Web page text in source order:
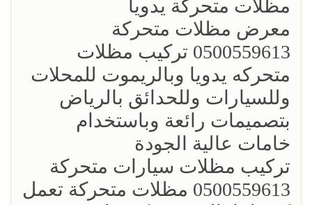
مظلات متحركة يدويا
معرض مظلات متحركة
0500559613 تركيب مظلات
متحركه يدويا وبالريموت للمحلات
وللسيارات وللحدائق بالرياض
بتصميمات رائعة وباستخدام
خامات عالية الجودة
تركيب مظلات سيارات متحركة
0500559613 مظلات متحركة تعمل